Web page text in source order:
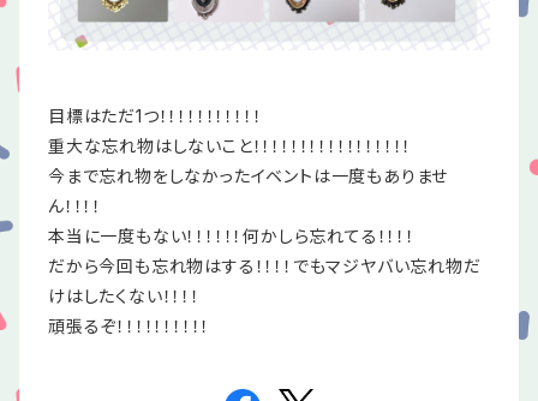
目標はただ1つ！！！！！！！！！！！
重大な忘れ物はしないこと！！！！！！！！！！！！！！！！！
今まで忘れ物をしなかったイベントは一度もありませ
ん！！！！
本当に一度もない！！！！！！何かしら忘れてる！！！！
だから今回も忘れ物はする！！！！でもマジヤバい忘れ物だ
けはしたくない！！！！
頑張るぞ！！！！！！！！！！